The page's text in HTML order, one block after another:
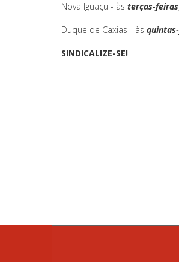
Nova Iguaçu - às terças-feiras
Duque de Caxias - às
SINDICALIZE-SE!